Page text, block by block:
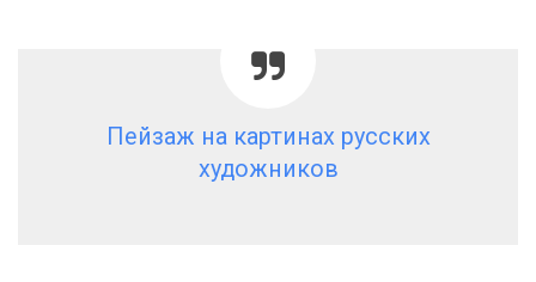
Пейзаж на картинах русских
художников